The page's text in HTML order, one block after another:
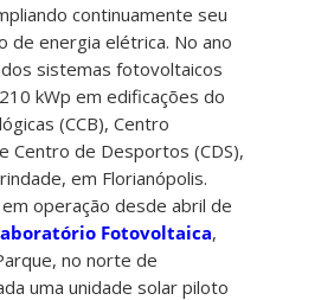
continuamente seu
de energia elétrica. No ano
sistemas fotovoltaicos
kWp em edificações do
(CCB), Centro
Centro de Desportos (CDS),
em Florianópolis.
operação desde abril de
Fotovoltaica,
no norte de
uma unidade solar piloto